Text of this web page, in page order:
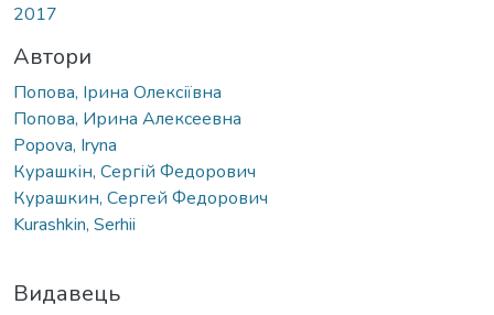
2017
Автори
Попова, Ірина Олексіївна
Попова, Ирина Алексеевна
Popova, Iryna
Курашкін, Сергій Федорович
Курашкин, Сергей Федорович
Kurashkin, Serhii
Видавець